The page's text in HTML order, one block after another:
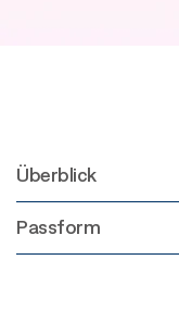
Überblick
Passform